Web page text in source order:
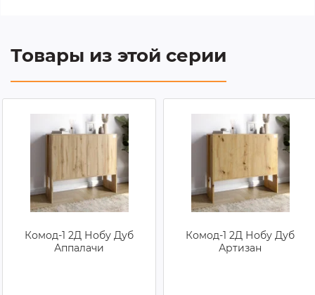
Товары из этой серии
Комод-1 2Д Нобу Дуб
Аппалачи
Комод-1 2Д Нобу Дуб
Артизан